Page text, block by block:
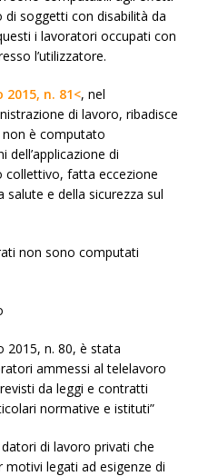
soggetti con disabilità da
i lavoratori occupati con
l’utilizzatore.
n. 81<, nel
di lavoro, ribadisce
è computato
dell’applicazione di
fatta eccezione
salute e della sicurezza sul
non sono computati
2015, n. 80, è stata
ammessi al telelavoro
da leggi e contratti
normative e istituti”
di lavoro privati che
legati ad esigenze di